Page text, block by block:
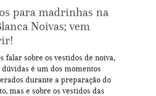
para madrinhas na
Noivas; vem
falar sobre os vestidos de noiva,
é um dos momentos
durante a preparação do
mas e sobre os vestidos das